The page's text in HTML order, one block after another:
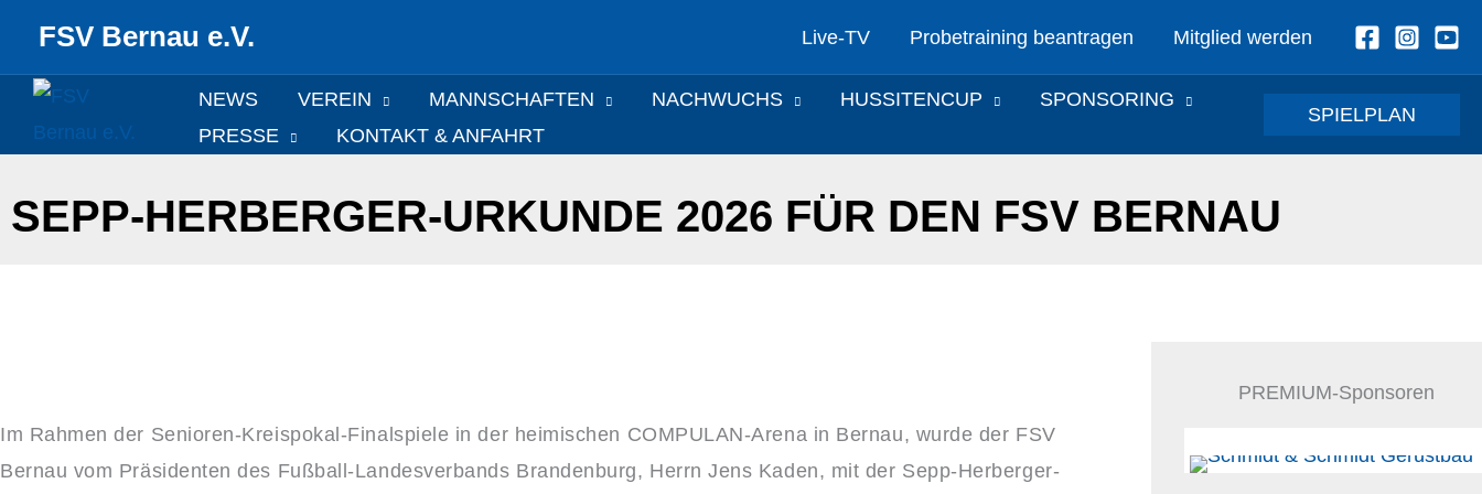
Inhalt
springen
FSV Bernau e.V. Live-TV Probetraining beantragen Mitglied werden
NEWS VEREIN MANNSCHAFTEN NACHWUCHS HUSSITENCUP
SPONSORING
PRESSE
KONTAKT & ANFAHRT
SPIELPLAN
SEPP-HERBERGER-URKUNDE 2026 FÜR DEN FSV BERNAU
Im Rahmen der Senioren-Kreispokal-Finalspiele in der heimischen COMPULAN-Arena in Bernau, wurde der FSV
Bernau vom Präsidenten des Fußball-Landesverbands Brandenburg, Herrn Jens Kaden, mit der Sepp-Herberger-
PREMIUM-Sponsoren